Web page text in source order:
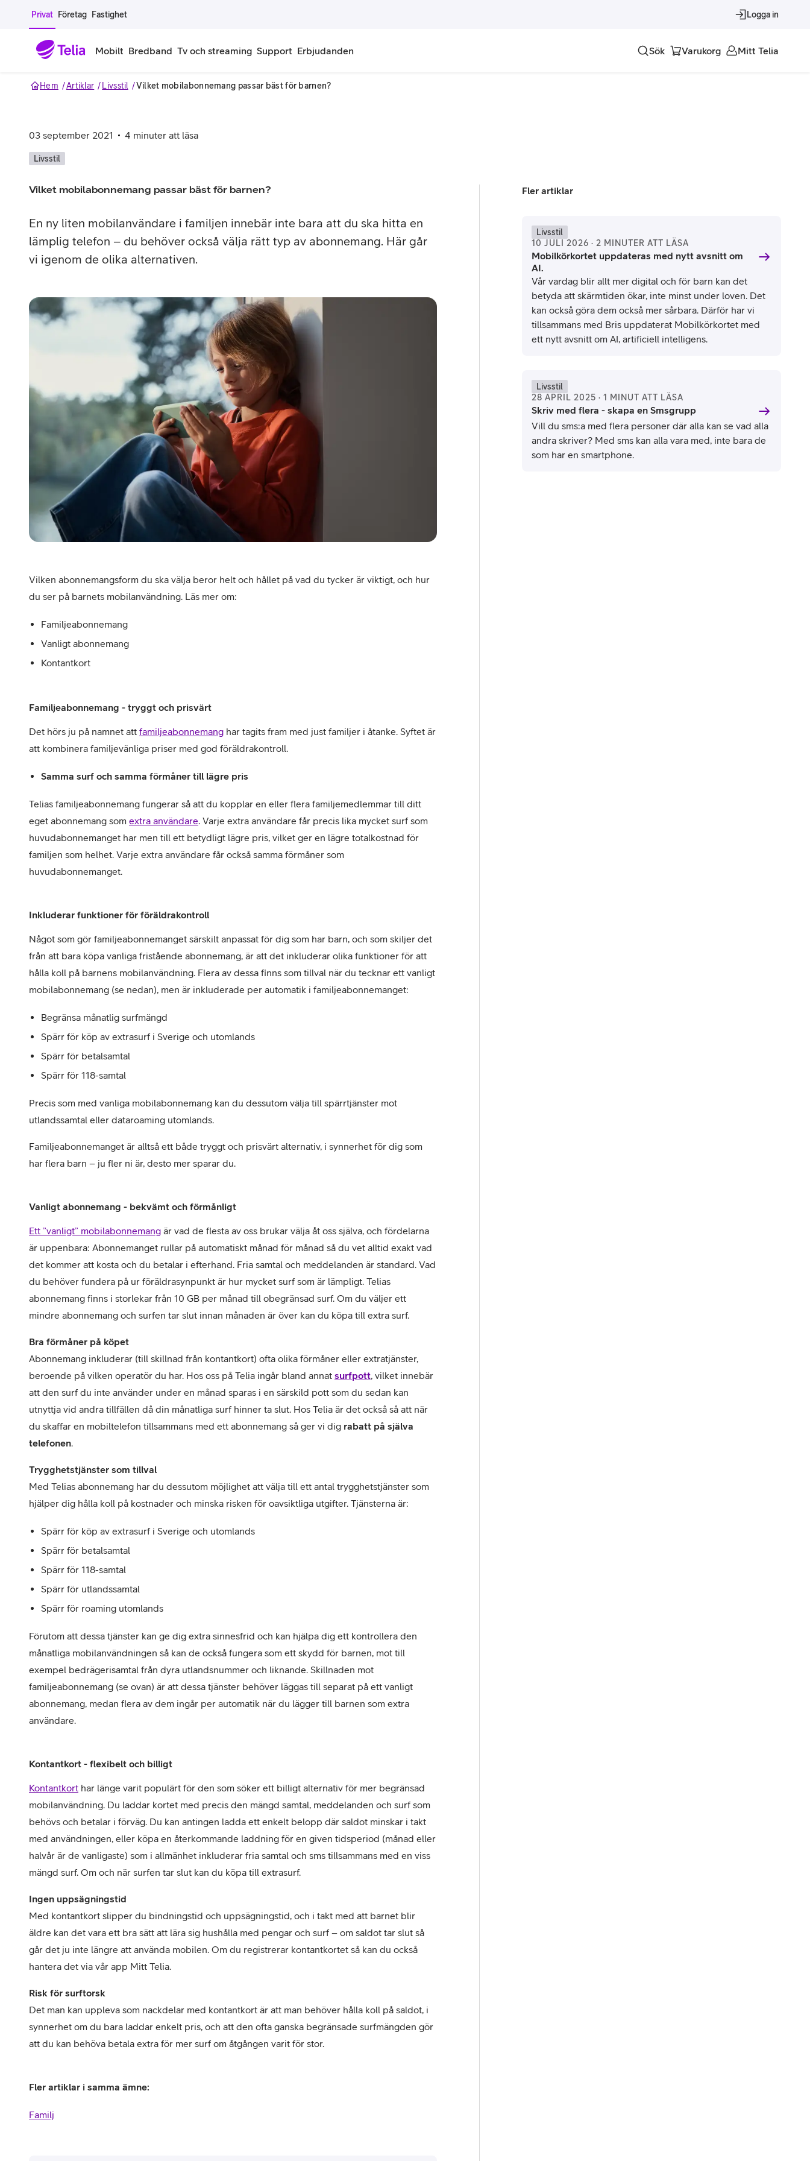
Gå till sidans innehåll
Privat Företag Fastighet Logga in
Mobilt
Samsung Galaxy
Google Pixel
Begagnade mobiltelefoner
Mobilskal
Laddare
Extra användare Laddningscheck
Smartwatches
Samsung Galaxy Watch
Alla smartwatches
Surfplattor
4G/5G Surfplattor
Wifi Surfplattor
Tillbehör
Bredband Tv och streaming Support Erbjudanden Sök Varukorg Mitt Telia
Hem Artiklar Livsstil Vilket mobilabonnemang passar bäst för barnen?
03 september 2021 4 minuter att läsa
Livsstil
Vilket mobilabonnemang passar bäst för barnen?
En ny liten mobilanvändare i familjen innebär inte bara att du ska hitta en
lämplig telefon – du behöver också välja rätt typ av abonnemang. Här går
vi igenom de olika alternativen.
Vilken abonnemangsform du ska välja beror helt och hållet på vad du tycker är viktigt, och hur
du ser på barnets mobilanvändning. Läs mer om:
Familjeabonnemang
Vanligt abonnemang
Kontantkort
Familjeabonnemang - tryggt och prisvärt
Det hörs ju på namnet att familjeabonnemang har tagits fram med just familjer i åtanke. Syftet är
att kombinera familjevänliga priser med god föräldrakontroll.
Samma surf och samma förmåner till lägre pris
Telias familjeabonnemang fungerar så att du kopplar en eller flera familjemedlemmar till ditt
eget abonnemang som extra användare. Varje extra användare får precis lika mycket surf som
huvudabonnemanget har men till ett betydligt lägre pris, vilket ger en lägre totalkostnad för
familjen som helhet. Varje extra användare får också samma förmåner som
huvudabonnemanget.
Inkluderar funktioner för föräldrakontroll
Något som gör familjeabonnemanget särskilt anpassat för dig som har barn, och som skiljer det
från att bara köpa vanliga fristående abonnemang, är att det inkluderar olika funktioner för att
hålla koll på barnens mobilanvändning. Flera av dessa finns som tillval när du tecknar ett vanligt
mobilabonnemang (se nedan), men är inkluderade per automatik i familjeabonnemanget:
Begränsa månatlig surfmängd
Spärr för köp av extrasurf i Sverige och utomlands
Spärr för betalsamtal
Spärr för 118-samtal
Precis som med vanliga mobilabonnemang kan du dessutom välja till spärrtjänster mot
utlandssamtal eller dataroaming utomlands.
Familjeabonnemanget är alltså ett både tryggt och prisvärt alternativ, i synnerhet för dig som
har flera barn – ju fler ni är, desto mer sparar du.
Vanligt abonnemang - bekvämt och förmånligt
Ett ”vanligt” mobilabonnemang är vad de flesta av oss brukar välja åt oss själva, och fördelarna
är uppenbara: Abonnemanget rullar på automatiskt månad för månad så du vet alltid exakt vad
det kommer att kosta och du betalar i efterhand. Fria samtal och meddelanden är standard. Vad
du behöver fundera på ur föräldrasynpunkt är hur mycket surf som är lämpligt. Telias
abonnemang finns i storlekar från 10 GB per månad till obegränsad surf. Om du väljer ett
mindre abonnemang och surfen tar slut innan månaden är över kan du köpa till extra surf.
Bra förmåner på köpet
Abonnemang inkluderar (till skillnad från kontantkort) ofta olika förmåner eller extratjänster,
beroende på vilken operatör du har. Hos oss på Telia ingår bland annat surfpott, vilket innebär
att den surf du inte använder under en månad sparas i en särskild pott som du sedan kan
utnyttja vid andra tillfällen då din månatliga surf hinner ta slut. Hos Telia är det också så att när
du skaffar en mobiltelefon tillsammans med ett abonnemang så ger vi dig rabatt på själva
telefonen.
Trygghetstjänster som tillval
Med Telias abonnemang har du dessutom möjlighet att välja till ett antal trygghetstjänster som
hjälper dig hålla koll på kostnader och minska risken för oavsiktliga utgifter. Tjänsterna är:
Spärr för köp av extrasurf i Sverige och utomlands
Spärr för betalsamtal
Spärr för 118-samtal
Spärr för utlandssamtal
Spärr för roaming utomlands
Förutom att dessa tjänster kan ge dig extra sinnesfrid och kan hjälpa dig ett kontrollera den
månatliga mobilanvändningen så kan de också fungera som ett skydd för barnen, mot till
exempel bedrägerisamtal från dyra utlandsnummer och liknande. Skillnaden mot
familjeabonnemang (se ovan) är att dessa tjänster behöver läggas till separat på ett vanligt
abonnemang, medan flera av dem ingår per automatik när du lägger till barnen som extra
användare.
Kontantkort - flexibelt och billigt
Kontantkort har länge varit populärt för den som söker ett billigt alternativ för mer begränsad
mobilanvändning. Du laddar kortet med precis den mängd samtal, meddelanden och surf som
behövs och betalar i förväg. Du kan antingen ladda ett enkelt belopp där saldot minskar i takt
med användningen, eller köpa en återkommande laddning för en given tidsperiod (månad eller
halvår är de vanligaste) som i allmänhet inkluderar fria samtal och sms tillsammans med en viss
mängd surf. Om och när surfen tar slut kan du köpa till extrasurf.
Ingen uppsägningstid
Med kontantkort slipper du bindningstid och uppsägningstid, och i takt med att barnet blir
äldre kan det vara ett bra sätt att lära sig hushålla med pengar och surf – om saldot tar slut så
går det ju inte längre att använda mobilen. Om du registrerar kontantkortet så kan du också
hantera det via vår app Mitt Telia.
Risk för surftorsk
Det man kan uppleva som nackdelar med kontantkort är att man behöver hålla koll på saldot, i
synnerhet om du bara laddar enkelt pris, och att den ofta ganska begränsade surfmängden gör
att du kan behöva betala extra för mer surf om åtgången varit för stor.
Fler artiklar i samma ämne:
Familj
Fler artiklar
Livsstil
10 JULI 2026 · 2 MINUTER ATT LÄSA
Mobilkörkortet uppdateras med nytt avsnitt om
AI.
Vår vardag blir allt mer digital och för barn kan det
betyda att skärmtiden ökar, inte minst under loven. Det
kan också göra dem också mer sårbara. Därför har vi
tillsammans med Bris uppdaterat Mobilkörkortet med
ett nytt avsnitt om AI, artificiell intelligens.
Livsstil
28 APRIL 2025 · 1 MINUT ATT LÄSA
Skriv med flera - skapa en Smsgrupp
Vill du sms:a med flera personer där alla kan se vad alla
andra skriver? Med sms kan alla vara med, inte bara de
som har en smartphone.